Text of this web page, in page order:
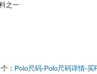
之一
： Polo尺码-Polo尺码详情-买